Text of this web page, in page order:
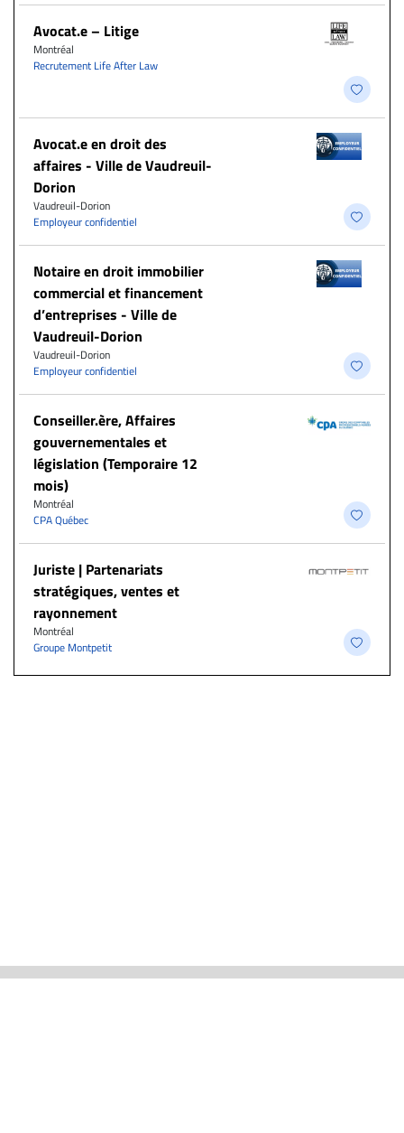
Avocat.e – Litige
Montréal
Recrutement Life After Law
Avocat.e en droit des
affaires - Ville de Vaudreuil-
Dorion
Vaudreuil-Dorion
Employeur confidentiel
Notaire en droit immobilier
commercial et financement
d’entreprises - Ville de
Vaudreuil-Dorion
Vaudreuil-Dorion
Employeur confidentiel
Conseiller.ère, Affaires
gouvernementales et
législation (Temporaire 12
mois)
Montréal
CPA Québec
Juriste | Partenariats
stratégiques, ventes et
rayonnement
Montréal
Groupe Montpetit